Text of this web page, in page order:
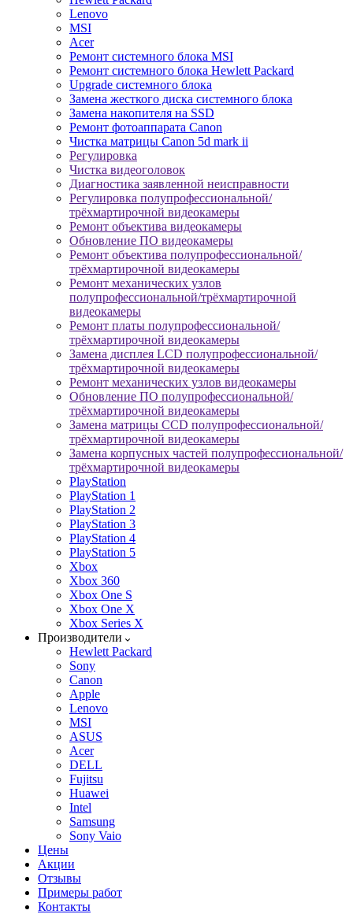
Lenovo
MSI
Acer
Ремонт системного блока MSI
Ремонт системного блока Hewlett Packard
Upgrade системного блока
Замена жесткого диска системного блока
Замена накопителя на SSD
Ремонт фотоаппарата Canon
Чистка матрицы Canon 5d mark ii
Регулировка
Чистка видеоголовок
Диагностика заявленной неисправности
Регулировка полупрофессиональной/
трёхмартирочной видеокамеры
Ремонт объектива видеокамеры
Обновление ПО видеокамеры
Ремонт объектива полупрофессиональной/
трёхмартирочной видеокамеры
Ремонт механических узлов
полупрофессиональной/трёхмартирочной
видеокамеры
Ремонт платы полупрофессиональной/
трёхмартирочной видеокамеры
Замена дисплея LCD полупрофессиональной/
трёхмартирочной видеокамеры
Ремонт механических узлов видеокамеры
Обновление ПО полупрофессиональной/
трёхмартирочной видеокамеры
Замена матрицы CCD полупрофессиональной/
трёхмартирочной видеокамеры
Замена корпусных частей полупрофессиональной/
трёхмартирочной видеокамеры
PlayStation
PlayStation 1
PlayStation 2
PlayStation 3
PlayStation 4
PlayStation 5
Xbox
Xbox 360
Xbox One S
Xbox One X
Xbox Series X
Производители
Hewlett Packard
Sony
Canon
Apple
Lenovo
MSI
ASUS
Acer
DELL
Fujitsu
Huawei
Intel
Samsung
Sony Vaio
Цены
Акции
Отзывы
Примеры работ
Контакты